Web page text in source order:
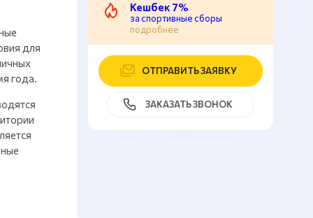
для
года.
Кешбек 7%
за спортивные сборы
подробнее
ОТПРАВИТЬ ЗАЯВКУ
ЗАКАЗАТЬ ЗВОНОК